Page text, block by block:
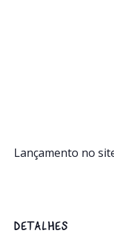
Lançamento no
DETALHES